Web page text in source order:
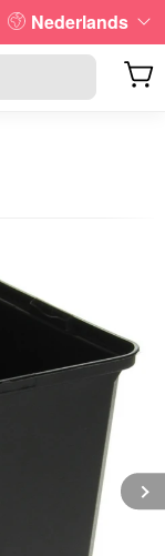
Nederlands